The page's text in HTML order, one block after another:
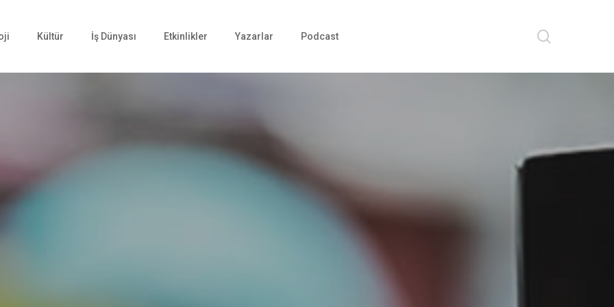
Kültür İş Dünyası Etkinlikler Yazarlar Podcast